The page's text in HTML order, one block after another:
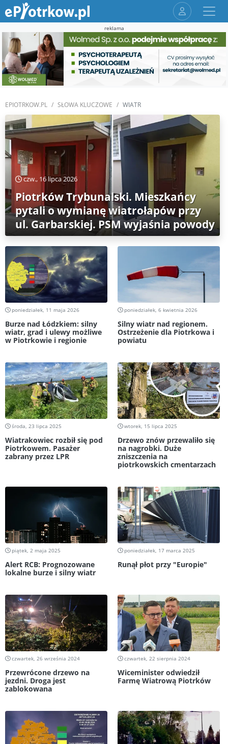
reklama
EPIOTRKOW.PL SŁOWA KLUCZOWE WIATR
czw., 16 lipca 2026
Piotrków Trybunalski. Mieszkańcy
pytali o wymianę wiatrołapów przy
ul. Garbarskiej. PSM wyjaśnia powody
poniedziałek, 11 maja 2026
Burze nad Łódzkiem: silny
wiatr, grad i ulewy możliwe
w Piotrkowie i regionie
poniedziałek, 6 kwietnia 2026
Silny wiatr nad regionem.
Ostrzeżenie dla Piotrkowa i
powiatu
środa, 23 lipca 2025
Wiatrakowiec rozbił się pod
Piotrkowem. Pasażer
zabrany przez LPR
wtorek, 15 lipca 2025
Drzewo znów przewaliło się
na nagrobki. Duże
zniszczenia na
piotrkowskich cmentarzach
piątek, 2 maja 2025
Alert RCB: Prognozowane
lokalne burze i silny wiatr
poniedziałek, 17 marca 2025
Runął płot przy "Europie"
czwartek, 26 września 2024
Przewrócone drzewo na
jezdni. Droga jest
zablokowana
czwartek, 22 sierpnia 2024
Wiceminister odwiedził
Farmę Wiatrową Piotrków